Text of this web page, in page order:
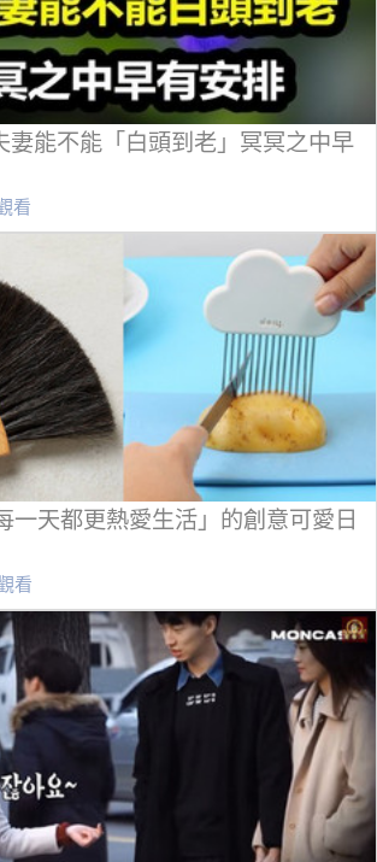
妻能不能「白頭到老」冥冥之中早
看
一天都更熱愛生活」的創意可愛日
看